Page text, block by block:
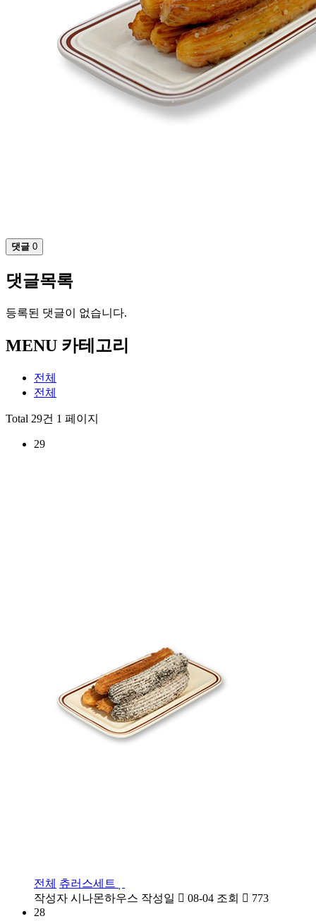
댓글 0
댓글목록
등록된 댓글이 없습니다.
MENU 카테고리
전체
전체
Total 29건 1 페이지
29
전체 츄러스세트
작성자 시나몬하우스 작성일 08-04 조회
773
28